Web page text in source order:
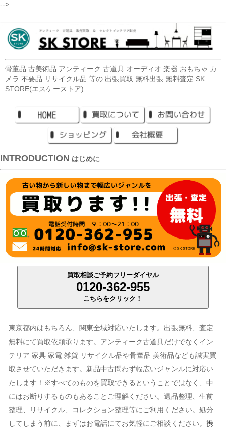
-->
骨董品 古美術品 アンティーク 古道具 オーディオ 楽器 おもちゃ カ
メラ 不要品 リサイクル品 等の 出張買取 無料出張 無料査定 SK
STORE(エスケーストア)
INTRODUCTION はじめに
買取相談ご予約フリーダイヤル
0120-362-955
こちらをクリック！
東京都内はもちろん、関東全域対応いたします。出張無料、査定
無料にて買取依頼承ります。アンティーク古道具だけでなくイン
テリア 家具 家電 雑貨 リサイクル品や骨董品 美術品なども誠実買
取させていただきます。新品中古問わず幅広いジャンルに対応い
たします！※すべてのものを買取できるということではなく、中
にはお断りするものもあることご理解ください。遺品整理、生前
整理、リサイクル、コレクション整理等にご利用ください。処分
してしまう前に、まずはお電話にてお気軽にご相談ください。 携